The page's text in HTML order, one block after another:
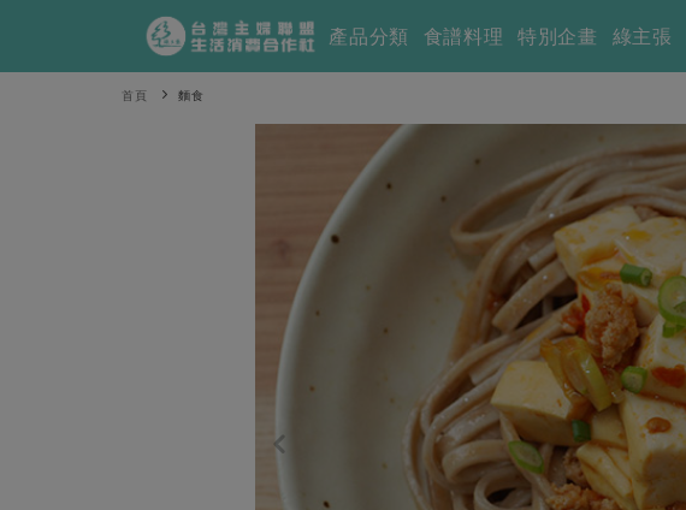
產品分類 食譜料理 特別企畫 綠主張
首頁 麵食